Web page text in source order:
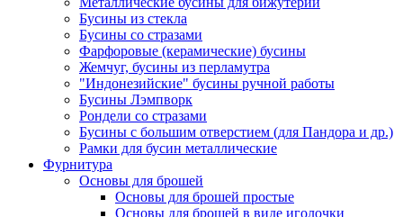
Бусины из стекла
Бусины со стразами
Фарфоровые (керамические) бусины
Жемчуг, бусины из перламутра
"Индонезийские" бусины ручной работы
Бусины Лэмпворк
Рондели со стразами
Бусины с большим отверстием (для Пандора и др.)
Рамки для бусин металлические
Фурнитура
Основы для брошей
Основы для брошей простые
Основы для брошей в виде иголочки